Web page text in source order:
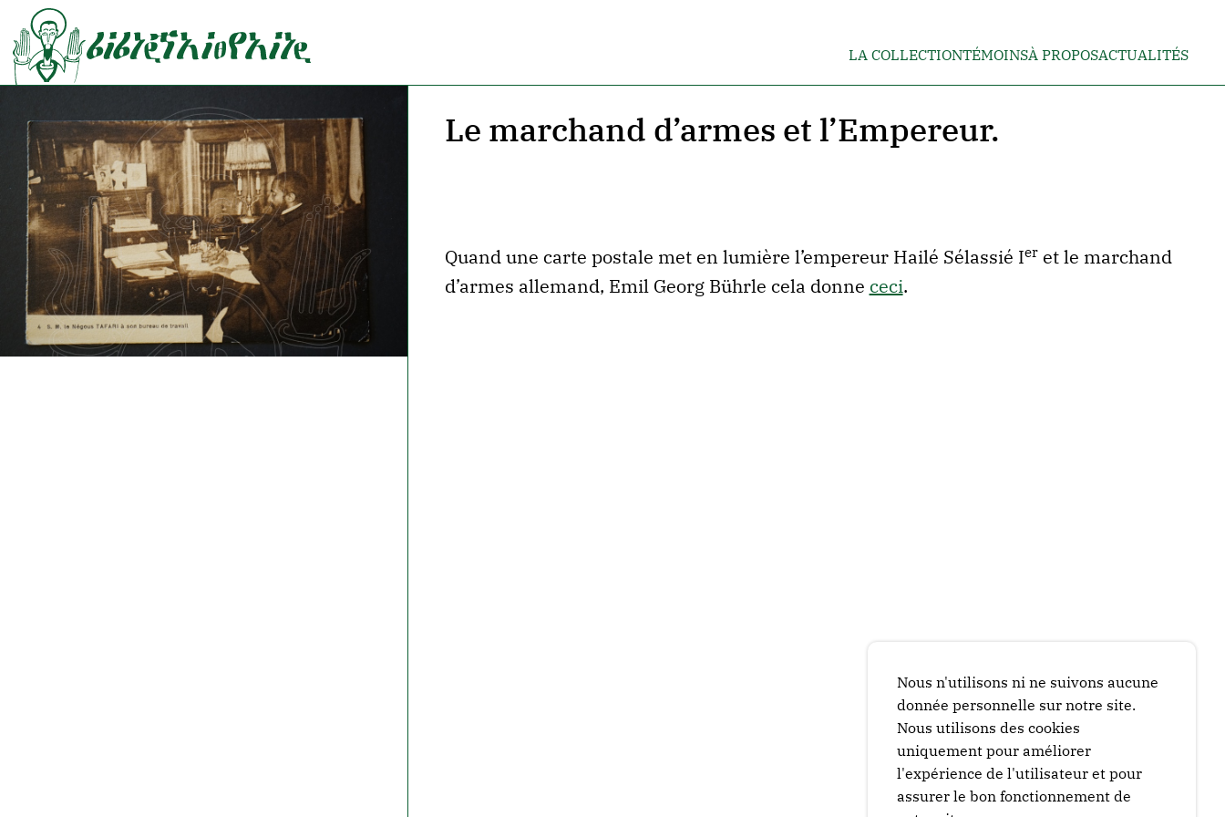
LA COLLECTIONTÉMOINSÀ PROPOSACTUALITÉS
Le marchand d’armes et l’Empereur.
Quand une carte postale met en lumière l’empereur Hailé Sélassié Ieret le marchand
d’armes allemand, Emil Georg Bührle cela donne ceci.
Nous n'utilisons ni ne suivons aucune
donnée personnelle sur notre site.
Nous utilisons des cookies
uniquement pour améliorer
l'expérience de l'utilisateur et pour
assurer le bon fonctionnement de